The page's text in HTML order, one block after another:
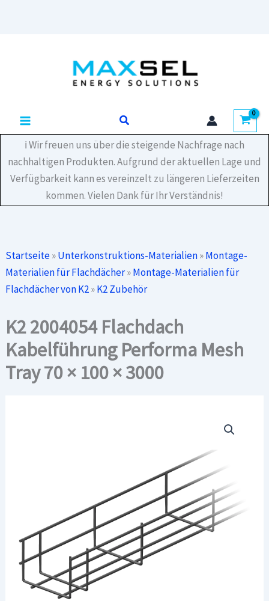
Suchen
ℹ️ Wir freuen uns über die steigende Nachfrage nach
nachhaltigen Produkten. Aufgrund der aktuellen Lage und
Verfügbarkeit kann es vereinzelt zu längeren Lieferzeiten
kommen. Vielen Dank für Ihr Verständnis!
Startseite»Unterkonstruktions-Materialien»Montage-
Materialien für Flachdächer»Montage-Materialien für
Flachdächer von K2»K2 Zubehör
K2 2004054 Flachdach
Kabelführung Performa Mesh
Tray 70 × 100 × 3000
Menge